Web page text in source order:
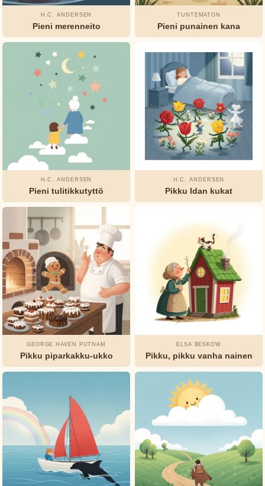
H.C. ANDERSEN
Pieni merenneito
TUNTEMATON
Pieni punainen kana
H.C. ANDERSEN
Pieni tulitikkutyttö
H.C. ANDERSEN
Pikku Idan kukat
GEORGE HAVEN PUTNAM
Pikku piparkakku-ukko
ELSA BESKOW
Pikku, pikku vanha nainen